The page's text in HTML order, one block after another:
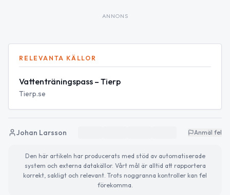
ANNONS
RELEVANTA KÄLLOR
Vattenträningspass – Tierp
Tierp.se
Johan Larsson Anmäl fel
Den här artikeln har producerats med stöd av automatiserade
system och externa datakällor. Vårt mål är alltid att rapportera
korrekt, sakligt och relevant. Trots noggranna kontroller kan fel
förekomma.